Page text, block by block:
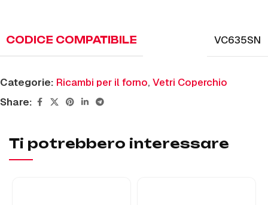
CODICE COMPATIBILE VC635SN
Categorie: Ricambi per il forno, Vetri Coperchio
Share:
Ti potrebbero interessare